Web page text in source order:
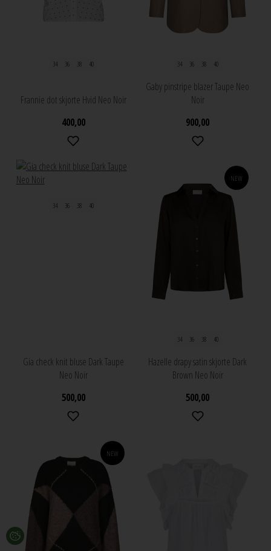
34 36 38 40
Frannie dot skjorte Hvid Neo Noir
400,00
34 36 38 40
Gaby pinstripe blazer Taupe Neo
Noir
900,00
34 36 38 40
Gia check knit bluse Dark Taupe
Neo Noir
500,00
NEW
34 36 38 40
Hazelle drapy satin skjorte Dark
Brown Neo Noir
500,00
NEW